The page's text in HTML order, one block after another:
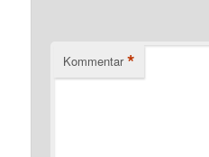
Kommentar *